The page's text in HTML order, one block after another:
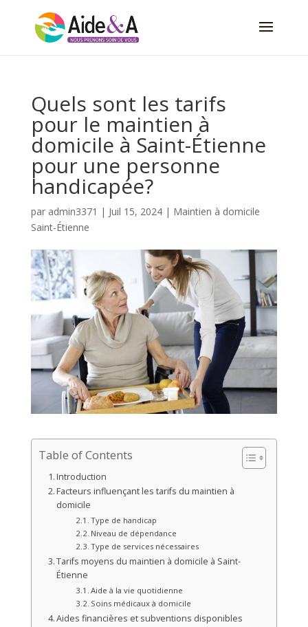
Quels sont les tarifs
pour le maintien à
domicile à Saint-Étienne
pour une personne
handicapée?
par admin3371 | Juil 15, 2024| Maintien à domicile
Saint-Étienne
Table of Contents
Introduction
Facteurs influençant les tarifs du maintien à
domicile
Type de handicap
Niveau de dépendance
Type de services nécessaires
Tarifs moyens du maintien à domicile à Saint-
Étienne
Aide à la vie quotidienne
Soins médicaux à domicile
Aides financières et subventions disponibles